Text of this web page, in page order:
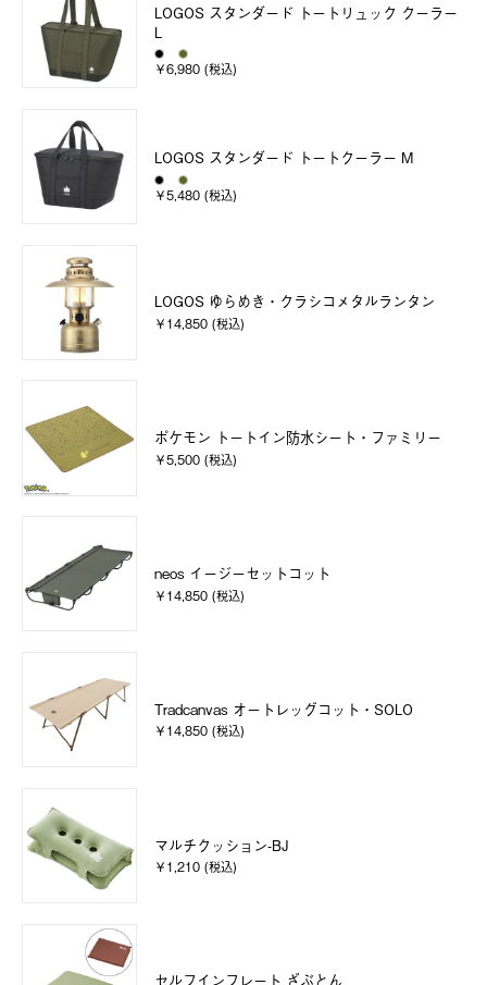
LOGOS スタンダード トートリュック クーラー
L
￥6,980 (税込)
LOGOS スタンダード トートクーラー M
￥5,480 (税込)
LOGOS ゆらめき・クラシコメタルランタン
￥14,850 (税込)
ポケモン トートイン防水シート・ファミリー
￥5,500 (税込)
neos イージーセットコット
￥14,850 (税込)
Tradcanvas オートレッグコット・SOLO
￥14,850 (税込)
マルチクッション-BJ
￥1,210 (税込)
セルフインフレート ざぶとん